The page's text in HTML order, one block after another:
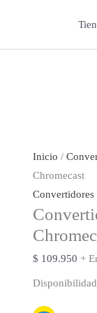
Inicio /
Chromecast
Convertidores
$ 109.950 +